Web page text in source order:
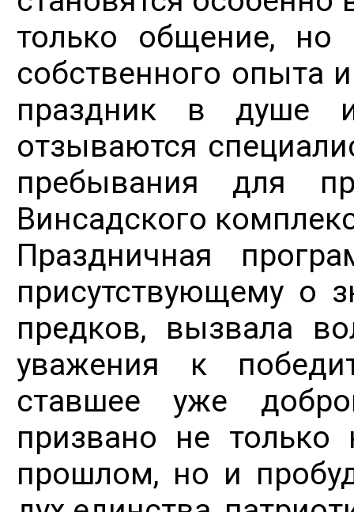
только общение,
собственного опыта
праздник в душе
отзываются
пребывания для
Винсадского
Праздничная
присутствующему о
предков, вызвала
уважения к
ставшее уже
призвано не только
прошлом, но и